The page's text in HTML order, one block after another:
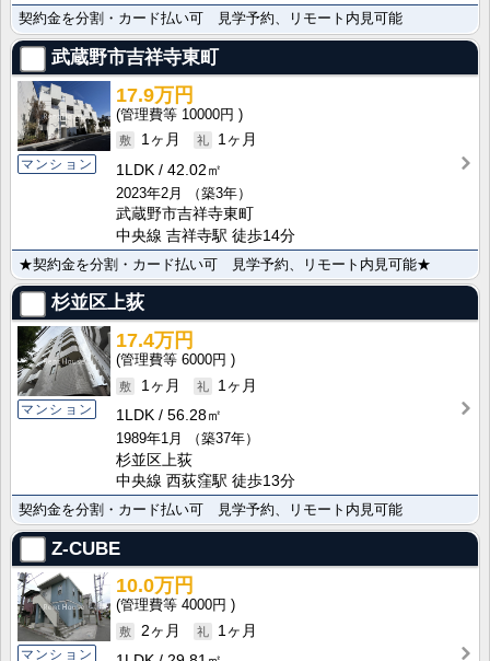
契約金を分割・カード払い可 見学予約、リモート内見可能
武蔵野市吉祥寺東町
マンション
17.9万円
10000円
1ヶ月
1ヶ月
1LDK
42.02㎡
2023年2月
（築3年）
武蔵野市吉祥寺東町
中央線 吉祥寺駅 徒歩14分
★契約金を分割・カード払い可 見学予約、リモート内見可能★
杉並区上荻
マンション
17.4万円
6000円
1ヶ月
1ヶ月
1LDK
56.28㎡
1989年1月
（築37年）
杉並区上荻
中央線 西荻窪駅 徒歩13分
契約金を分割・カード払い可 見学予約、リモート内見可能
Z-CUBE
マンション
10.0万円
4000円
2ヶ月
1ヶ月